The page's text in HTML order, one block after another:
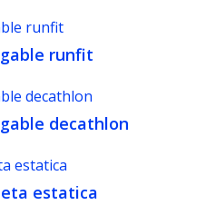
runfit
decathlon
estatica